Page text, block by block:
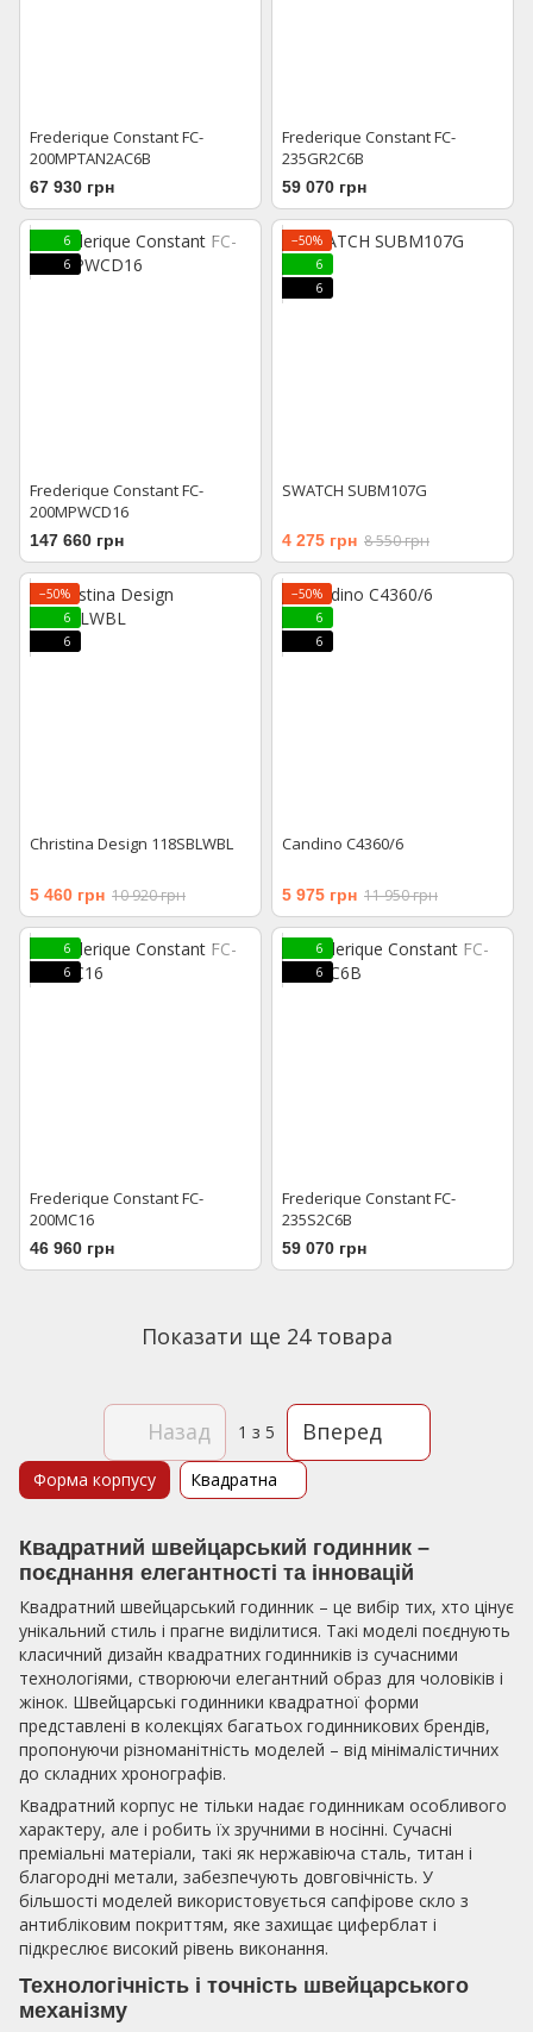
Frederique Constant FC-
200MPTAN2AC6B
67 930 грн
Frederique Constant FC-
235GR2C6B
59 070 грн
6
6
Frederique Constant FC-
200MPWCD16
147 660 грн
−50%
6
6
SWATCH SUBM107G
4 275 грн 8 550 грн
−50%
6
6
Christina Design 118SBLWBL
5 460 грн 10 920 грн
−50%
6
6
Candino C4360/6
5 975 грн 11 950 грн
6
6
Frederique Constant FC-
200MC16
46 960 грн
6
6
Frederique Constant FC-
235S2C6B
59 070 грн
Показати ще 24 товара
Назад 1 з 5 Вперед
Квадратний швейцарський годинник –
поєднання елегантності та інновацій
Квадратний швейцарський годинник – це вибір тих, хто цінує
унікальний стиль і прагне виділитися. Такі моделі поєднують
класичний дизайн квадратних годинників із сучасними
технологіями, створюючи елегантний образ для чоловіків і
жінок. Швейцарські годинники квадратної форми
представлені в колекціях багатьох годинникових брендів,
пропонуючи різноманітність моделей – від мінімалістичних
до складних хронографів.
Квадратний корпус не тільки надає годинникам особливого
характеру, але і робить їх зручними в носінні. Сучасні
преміальні матеріали, такі як нержавіюча сталь, титан і
благородні метали, забезпечують довговічність. У
більшості моделей використовується сапфірове скло з
антибліковим покриттям, яке захищає циферблат і
підкреслює високий рівень виконання.
Технологічність і точність швейцарського
механізму
Форма корпусу Квадратна